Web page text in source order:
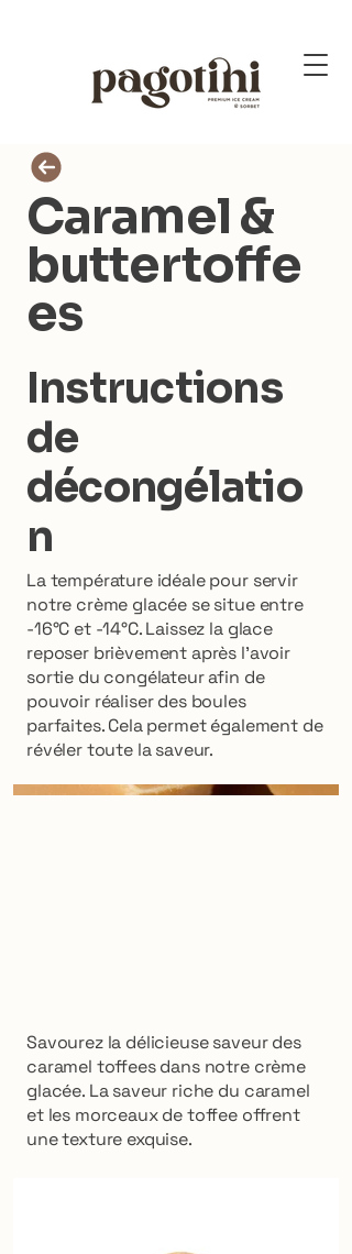
Caramel &
buttertoffe
es
Instructions
de
décongélatio
n
La température idéale pour servir
notre crème glacée se situe entre
-16°C et -14°C. Laissez la glace
reposer brièvement après l'avoir
sortie du congélateur afin de
pouvoir réaliser des boules
parfaites. Cela permet également de
révéler toute la saveur.
Savourez la délicieuse saveur des
caramel toffees dans notre crème
glacée. La saveur riche du caramel
et les morceaux de toffee offrent
une texture exquise.